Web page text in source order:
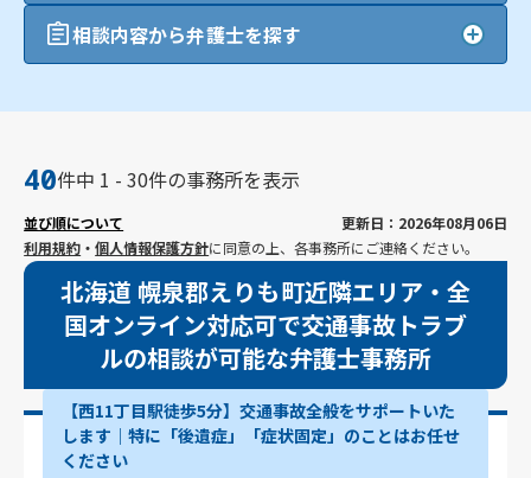
相談内容から弁護士を探す
40件中 1 - 30件の事務所を表示
並び順について
更新日：2026年08月06日
利用規約 ・個人情報保護方針に同意の上、各事務所にご連絡ください。
北海道 幌泉郡えりも町近隣エリア・全
国オンライン対応可で交通事故トラブ
ルの相談が可能な弁護士事務所
【西11丁目駅徒歩5分】交通事故全般をサポートいた
します｜特に「後遺症」「症状固定」のことはお任せ
ください